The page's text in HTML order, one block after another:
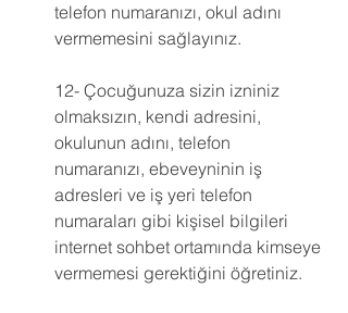
telefon numaranızı, okul adını
vermemesini sağlayınız.
12- Çocuğunuza sizin izniniz
olmaksızın, kendi adresini,
okulunun adını, telefon
numaranızı, ebeveyninin iş
adresleri ve iş yeri telefon
numaraları gibi kişisel bilgileri
internet sohbet ortamında kimseye
vermemesi gerektiğini öğretiniz.